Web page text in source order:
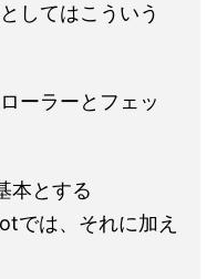
してはこういう
ーラーとフェッ
本とする
では、それに加え